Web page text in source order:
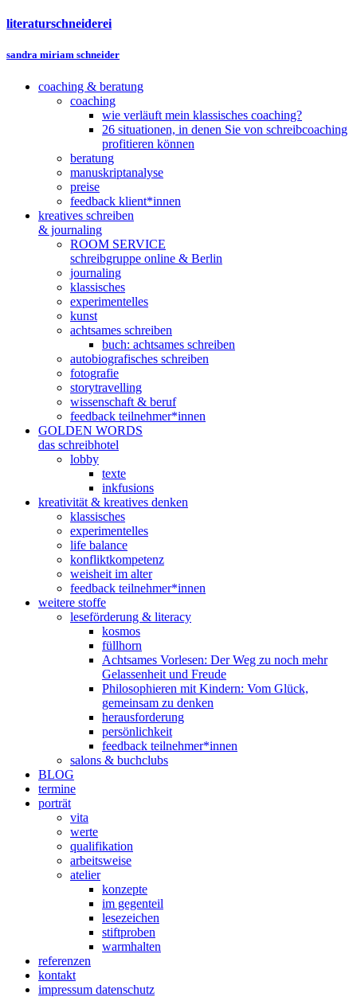
literaturschneiderei
sandra miriam schneider
coaching & beratung
coaching
wie verläuft mein klassisches coaching?
26 situationen, in denen Sie von schreibcoaching
profitieren können
beratung
manuskriptanalyse
preise
feedback klient*innen
kreatives schreiben
& journaling
ROOM SERVICE
schreibgruppe online & Berlin
journaling
klassisches
experimentelles
kunst
achtsames schreiben
buch: achtsames schreiben
autobiografisches schreiben
fotografie
storytravelling
wissenschaft & beruf
feedback teilnehmer*innen
GOLDEN WORDS
das schreibhotel
lobby
texte
inkfusions
kreativität & kreatives denken
klassisches
experimentelles
life balance
konfliktkompetenz
weisheit im alter
feedback teilnehmer*innen
weitere stoffe
leseförderung & literacy
kosmos
füllhorn
Achtsames Vorlesen: Der Weg zu noch mehr
Gelassenheit und Freude
Philosophieren mit Kindern: Vom Glück,
gemeinsam zu denken
herausforderung
persönlichkeit
feedback teilnehmer*innen
salons & buchclubs
BLOG
termine
porträt
vita
werte
qualifikation
arbeitsweise
atelier
konzepte
im gegenteil
lesezeichen
stiftproben
warmhalten
referenzen
kontakt
impressum datenschutz